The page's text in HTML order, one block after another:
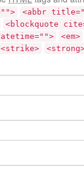
<abbr
<blockquote
<em>
<strike>